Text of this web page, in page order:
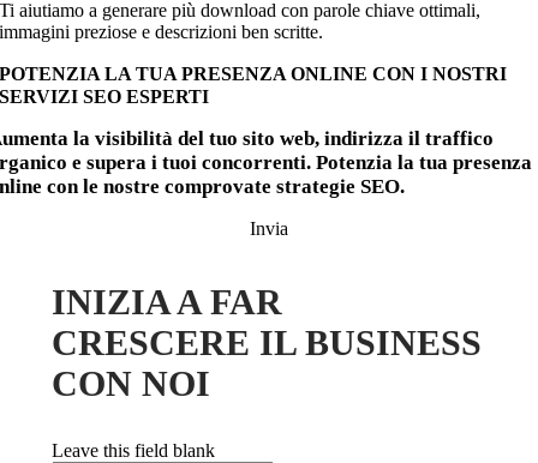
Ti aiutiamo a generare più download con parole chiave ottimali,
immagini preziose e descrizioni ben scritte.
POTENZIA LA TUA PRESENZA ONLINE CON I NOSTRI
SERVIZI SEO ESPERTI
la visibilità del tuo sito web, indirizza il traffico
e supera i tuoi concorrenti. Potenzia la tua presenza
con le nostre comprovate strategie SEO.
Invia
INIZIA A FAR
CRESCERE IL BUSINESS
CON NOI
Leave this field blank